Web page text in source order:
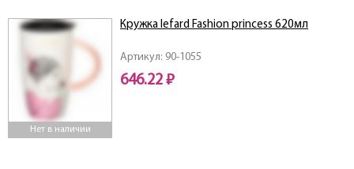
Нет в наличии
Артикул: 90-1055
Кружка lefard Fashion princess 620мл
646.22 ₽